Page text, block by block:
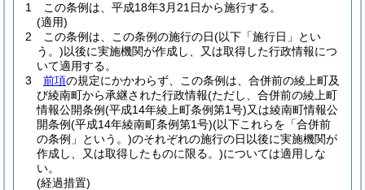
1
この条例は、平成18年3月21日から施行する。
(適用)
2
この条例は、この条例の施行の日(以下「施行日」とい
う。)以後に実施機関が作成し、又は取得した行政情報につ
いて適用する。
3
前項の規定にかかわらず、この条例は、合併前の綾上町及
び綾南町から承継された行政情報(ただし、合併前の綾上町
情報公開条例(平成14年綾上町条例第1号)又は綾南町情報公
開条例(平成14年綾南町条例第1号)(以下これらを「合併前
の条例」という。)のそれぞれの施行の日以後に実施機関が
作成し、又は取得したものに限る。)については適用しな
い。
(経過措置)